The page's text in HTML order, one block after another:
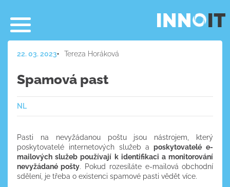
22. 03. 2023 Tereza Horáková
Spamová past
NL
Pasti na nevyžádanou poštu jsou nástrojem, který
poskytovatelé internetových služeb a poskytovatelé e-
mailových služeb používají k identifikaci a monitorování
nevyžádané pošty. Pokud rozesíláte e-mailová obchodní
sdělení, je třeba o existenci spamové pasti vědět více.